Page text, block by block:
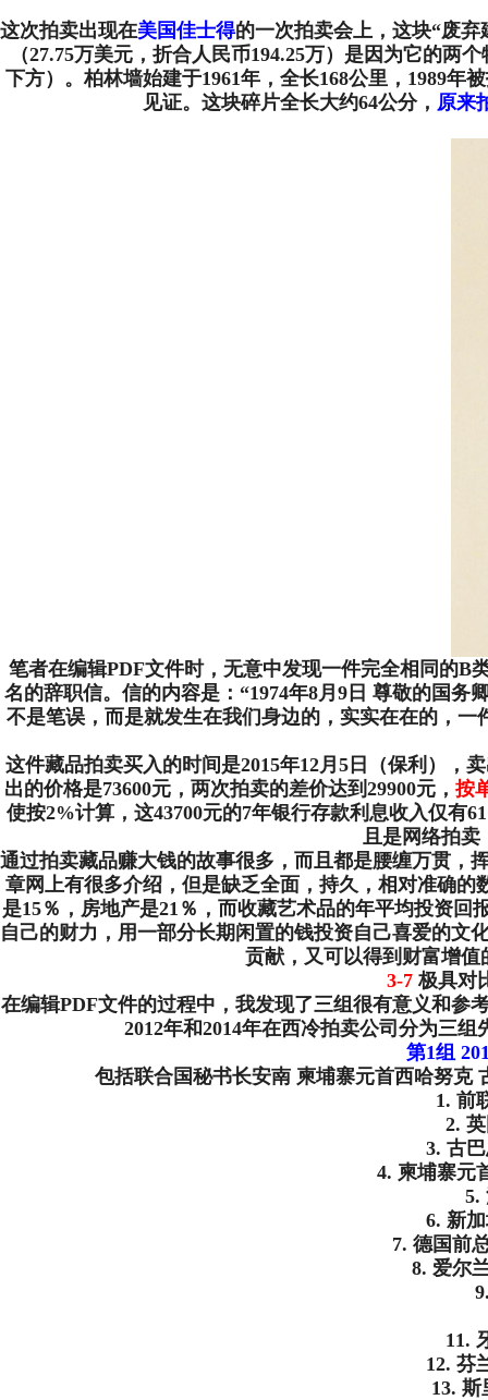
这次拍卖出现在美国佳士得的一次拍卖会上，这块“废
（27.75万美元，折合人民币194.25万）是因为它的
下方）。柏林墙始建于1961年，全长168公里，1989年
见证。这块碎片全长大约64公分， 原来
笔者在编辑PDF文件时，无意中发现一件完全相同的B
名的辞职信。信的内容是：“1974年8月9日 尊敬的国
不是笔误，而是就发生在我们身边的，实实在在的，
这件藏品拍卖买入的时间是2015年12月5日（保利），
出的价格是73600元，两次拍卖的差价达到29900元， 按
使按2%计算，这43700元的7年银行存款利息收入仅有
且是网络拍卖
通过拍卖藏品赚大钱的故事很多，而且都是腰缠万贯，
章网上有很多介绍，但是缺乏全面，持久，相对准确的
是15％，房地产是21％，而收藏艺术品的年平均投资
自己的财力，用一部分长期闲置的钱投资自己喜爱的文
贡献，又可以得到财富增值
3-7极具对
在编辑PDF文件的过程中，我发现了三组很有意义和参
2012年和2014年在西冷拍卖公司分为三
第1组
包括联合国秘书长安南 柬埔寨元首西哈努克
1. 前
2.
3. 古
4. 柬埔寨元
5.
6. 新
7. 德国前
8. 爱尔
11.
12. 芬
13.